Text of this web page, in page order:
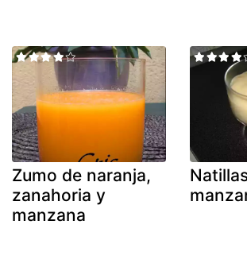
Zumo de naranja,
zanahoria y
manzana